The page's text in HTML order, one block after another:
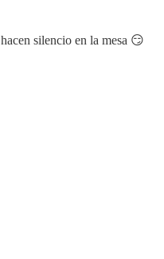
silencio en la mesa 😏